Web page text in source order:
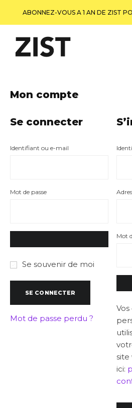
ABONNEZ-VOUS A 1 AN DE ZIST
Mon compte
Se connecter
Identifiant ou e-mail
Mot de passe
Se souvenir de moi
SE CONNECTER
Mot de passe perdu ?
Mot
site
ici: